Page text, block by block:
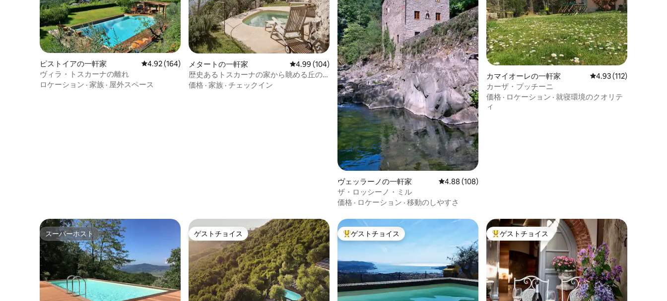
ピストイアの一軒家 レビュー164件、5つ星中4.92つ星の平均評価
4.92 (164)
ヴィラ・トスカーナの離れ
ロケーション · 家族 · 屋外スペース
メタートの一軒家 レビュー104件、5つ星中4.99つ星の平均評価
4.99 (104)
歴史あるトスカーナの家から眺める丘の
上の景色
価格 · 家族 · チェックイン
ヴェッラーノの一軒家 レビュー108件、5つ星中4.88つ星の平均評価
4.88 (108)
ザ・ロッシーノ・ミル
価格 · ロケーション · 移動のしやすさ
カマイオーレの一軒家 レビュー112件、5つ
4.93 (112)
カーザ・プッチーニ
価格 · ロケーション · 就寝環境のクオリテ
ィ
スーパーホスト
スーパーホスト ゲストチョイス
ゲストチョイス 大好評のゲストチョイスです。
ゲストチョイス 大好評のゲストチョイスです。
ゲストチョイス